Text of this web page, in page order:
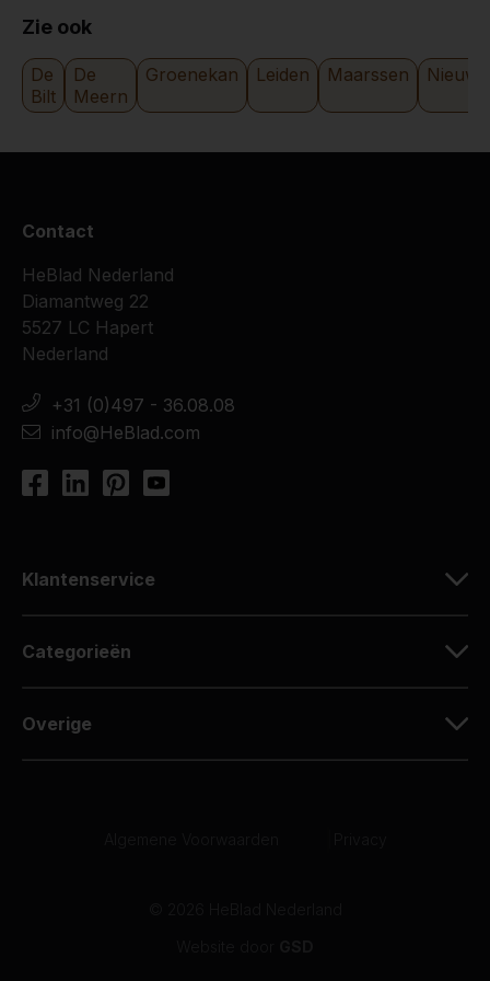
Zie ook
De
Bilt
De
Meern
Groenekan Leiden Maarssen
Contact
HeBlad Nederland
Diamantweg 22
5527 LC Hapert
Nederland
+31 (0)497 - 36.08.08
info@HeBlad.com
Klantenservice
Categorieën
Overige